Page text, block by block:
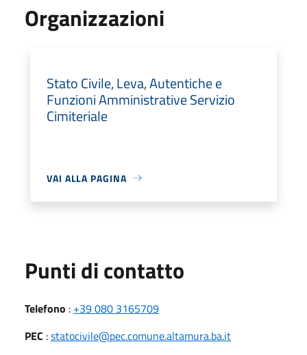
Organizzazioni
Stato Civile, Leva, Autentiche e
Funzioni Amministrative Servizio
Cimiteriale
VAI ALLA PAGINA
Punti di contatto
Telefono : +39 080 3165709
PEC :statocivile@pec.comune.altamura.ba.it